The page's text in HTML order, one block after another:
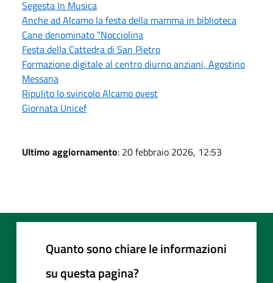
Segesta In Musica
Anche ad Alcamo la festa della mamma in biblioteca
Cane denominato “Nocciolina
Festa della Cattedra di San Pietro
Formazione digitale al centro diurno anziani, Agostino
Messana
Ripulito lo svincolo Alcamo ovest
Giornata Unicef
Ultimo aggiornamento: 20 febbraio 2026, 12:53
Quanto sono chiare le informazioni
su questa pagina?